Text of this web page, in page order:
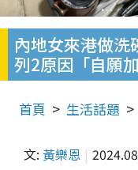
內地女來港做洗
列2原因「自願
首頁 生活話題
文: 黃樂恩